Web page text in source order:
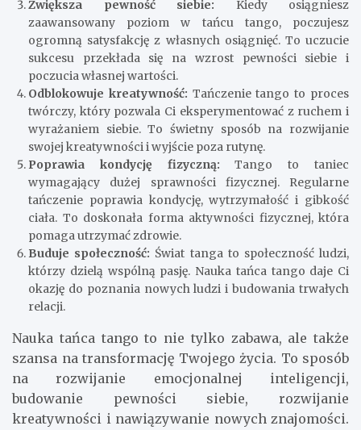
Zwiększa pewność siebie: Kiedy osiągniesz
zaawansowany poziom w tańcu tango, poczujesz
ogromną satysfakcję z własnych osiągnięć. To uczucie
sukcesu przekłada się na wzrost pewności siebie i
poczucia własnej wartości.
Odblokowuje kreatywność: Tańczenie tango to proces
twórczy, który pozwala Ci eksperymentować z ruchem i
wyrażaniem siebie. To świetny sposób na rozwijanie
swojej kreatywności i wyjście poza rutynę.
Poprawia kondycję fizyczną: Tango to taniec
wymagający dużej sprawności fizycznej. Regularne
tańczenie poprawia kondycję, wytrzymałość i gibkość
ciała. To doskonała forma aktywności fizycznej, która
pomaga utrzymać zdrowie.
Buduje społeczność: Świat tanga to społeczność ludzi,
którzy dzielą wspólną pasję. Nauka tańca tango daje Ci
okazję do poznania nowych ludzi i budowania trwałych
relacji.
Nauka tańca tango to nie tylko zabawa, ale także
szansa na transformację Twojego życia. To sposób
na rozwijanie emocjonalnej inteligencji,
budowanie pewności siebie, rozwijanie
kreatywności i nawiązywanie nowych znajomości.